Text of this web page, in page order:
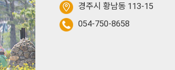
경주시 황남동 113-15
054-750-8658